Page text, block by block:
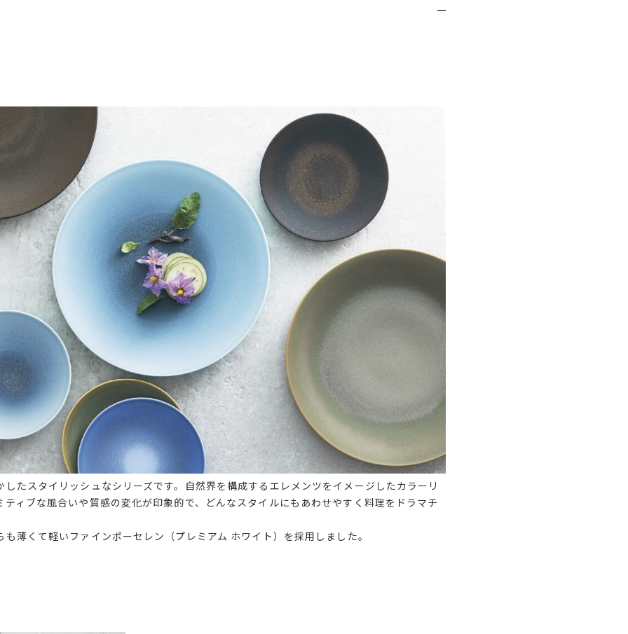
たスタイリッシュなシリーズです。自然界を構成するエレメンツをイメージしたカラーリ
ィブな風合いや質感の変化が印象的で、どんなスタイルにもあわせやすく料理をドラマチ
薄くて軽いファインポーセレン（プレミアム ホワイト）を採用しました。